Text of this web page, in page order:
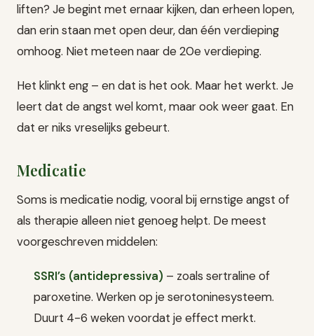
liften? Je begint met ernaar kijken, dan erheen lopen,
dan erin staan met open deur, dan één verdieping
omhoog. Niet meteen naar de 20e verdieping.
Het klinkt eng – en dat is het ook. Maar het werkt. Je
leert dat de angst wel komt, maar ook weer gaat. En
dat er niks vreselijks gebeurt.
Medicatie
Soms is medicatie nodig, vooral bij ernstige angst of
als therapie alleen niet genoeg helpt. De meest
voorgeschreven middelen:
SSRI’s (antidepressiva) – zoals sertraline of
paroxetine. Werken op je serotoninesysteem.
Duurt 4-6 weken voordat je effect merkt.